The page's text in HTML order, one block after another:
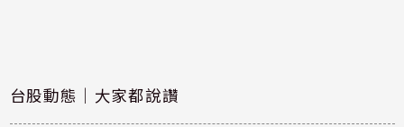
台股動態｜大家都說讚